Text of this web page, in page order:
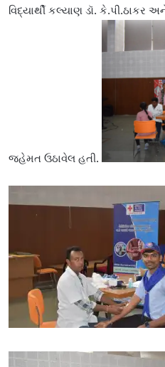
વિદ્યાર્થી કલ્યાણ ડૉ.
જહેમત ઉઠાવેલ હતી.